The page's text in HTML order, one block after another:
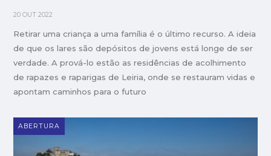
20 OUT 2022
Retirar uma criança a uma família é o último recurso. A ideia
de que os lares são depósitos de jovens está longe de ser
verdade. A prová-lo estão as residências de acolhimento
de rapazes e raparigas de Leiria, onde se restauram vidas e
apontam caminhos para o futuro
ABERTURA